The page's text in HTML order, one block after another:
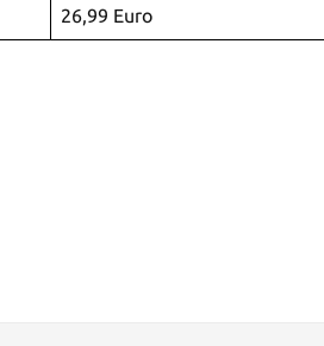
26,99 Euro